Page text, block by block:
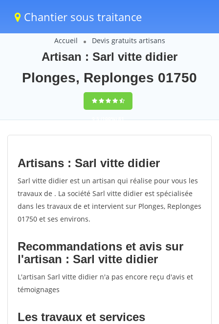
Chantier sous traitance
Accueil Devis gratuits artisans
Artisan : Sarl vitte didier
Plonges, Replonges 01750
9,5(100%)81
votes
Artisans : Sarl vitte didier
Sarl vitte didier est un artisan qui réalise pour vous les
travaux de . La société Sarl vitte didier est spécialisée
dans les travaux de et intervient sur Plonges, Replonges
01750 et ses environs.
Recommandations et avis sur
l'artisan : Sarl vitte didier
L'artisan Sarl vitte didier n'a pas encore reçu d'avis et
témoignages
Les travaux et services